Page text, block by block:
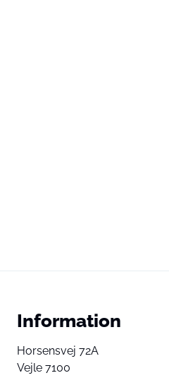
Information
Horsensvej 72A
Vejle 7100